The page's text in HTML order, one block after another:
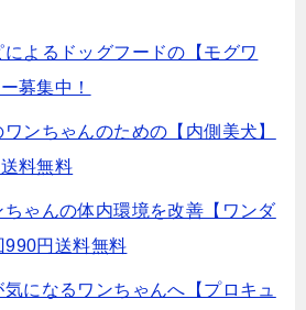
よるドッグフードの【モグワ
募集中！
ンちゃんのための【内側美犬】
料無料
ゃんの体内環境を改善【ワンダ
990円送料無料
になるワンちゃんへ【プロキュ